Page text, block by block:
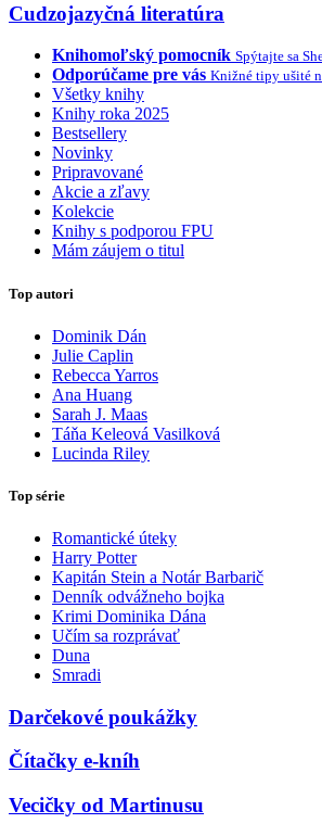
Cudzojazyčná literatúra
Knihomoľský pomocník Spýtajte sa
Odporúčame pre vás Knižné tipy ušité
Všetky knihy
Knihy roka 2025
Bestsellery
Novinky
Pripravované
Akcie a zľavy
Kolekcie
Knihy s podporou FPU
Mám záujem o titul
Top autori
Dominik Dán
Julie Caplin
Rebecca Yarros
Ana Huang
Sarah J. Maas
Táňa Keleová Vasilková
Lucinda Riley
Top série
Romantické úteky
Harry Potter
Kapitán Stein a Notár Barbarič
Denník odvážneho bojka
Krimi Dominika Dána
Učím sa rozprávať
Duna
Smradi
Darčekové poukážky
Čítačky e-kníh
Vecičky od Martinusu